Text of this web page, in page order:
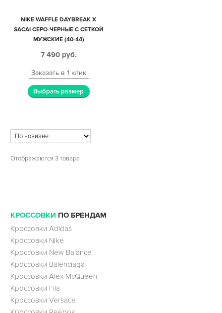
NIKE WAFFLE DAYBREAK X
SACAI СЕРО-ЧЕРНЫЕ С СЕТКОЙ
МУЖСКИЕ (40-44)
7 490 руб.
Заказать в 1 клик
Выбрать размер
Отображаются 3 товара
КРОССОВКИ ПО БРЕНДАМ
Кроссовки Adidas
Кроссовки Nike
Кроссовки New Balance
Кроссовки Balenciaga
Кроссовки Alex McQueen
Кроссовки Fila
Кроссовки Versace